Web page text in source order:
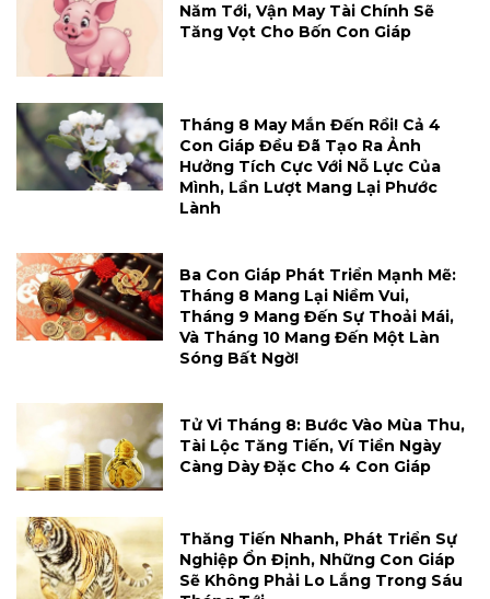
Năm Tới, Vận May Tài Chính Sẽ
Tăng Vọt Cho Bốn Con Giáp
Tháng 8 May Mắn Đến Rồi! Cả 4
Con Giáp Đều Đã Tạo Ra Ảnh
Hưởng Tích Cực Với Nỗ Lực Của
Mình, Lần Lượt Mang Lại Phước
Lành
Ba Con Giáp Phát Triển Mạnh Mẽ:
Tháng 8 Mang Lại Niềm Vui,
Tháng 9 Mang Đến Sự Thoải Mái,
Và Tháng 10 Mang Đến Một Làn
Sóng Bất Ngờ!
Tử Vi Tháng 8: Bước Vào Mùa Thu,
Tài Lộc Tăng Tiến, Ví Tiền Ngày
Càng Dày Đặc Cho 4 Con Giáp
Thăng Tiến Nhanh, Phát Triển Sự
Nghiệp Ổn Định, Những Con Giáp
Sẽ Không Phải Lo Lắng Trong Sáu